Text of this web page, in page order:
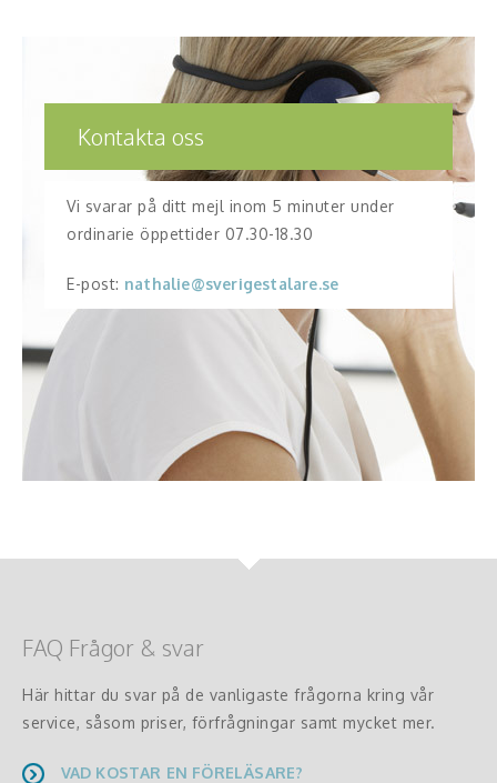
Kontakta oss
Vi svarar på ditt mejl inom 5 minuter under
ordinarie öppettider 07.30-18.30
E-post: nathalie@sverigestalare.se
FAQ Frågor & svar
Här hittar du svar på de vanligaste frågorna kring vår
service, såsom priser, förfrågningar samt mycket mer.
VAD KOSTAR EN FÖRELÄSARE?